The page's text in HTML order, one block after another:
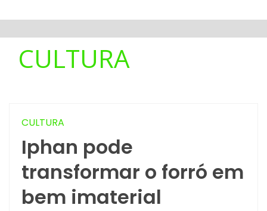
CULTURA
CULTURA
Iphan pode
transformar o forró em
bem imaterial